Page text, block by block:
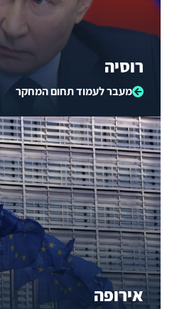
רוסיה
מעבר לעמוד תחום המחקר
אירופה